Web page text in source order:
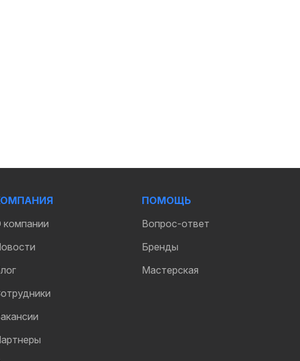
компании
ПОМОЩЬ
Вопрос-ответ
Бренды
Мастерская